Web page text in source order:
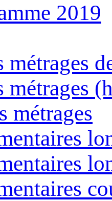
2019
métrages
métrages
métrages